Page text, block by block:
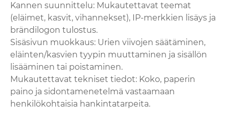
Kannen suunnittelu: Mukautettavat teemat
(eläimet, kasvit, vihannekset), IP-merkkien lisäys ja
brändilogon tulostus.
Sisäsivun muokkaus: Urien viivojen säätäminen,
eläinten/kasvien tyypin muuttaminen ja sisällön
lisääminen tai poistaminen.
Mukautettavat tekniset tiedot: Koko, paperin
paino ja sidontamenetelmä vastaamaan
henkilökohtaisia ​​hankintatarpeita.